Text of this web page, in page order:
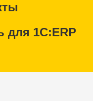
для 1С:ERP